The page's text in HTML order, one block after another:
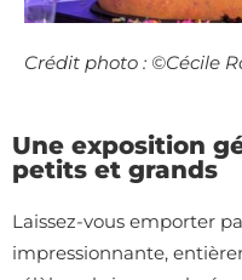
Crédit photo : ©Cécile
Une exposition
petits et grands
Laissez-vous emporter
impressionnante,